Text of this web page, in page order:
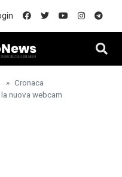
Cronaca
nuova webcam